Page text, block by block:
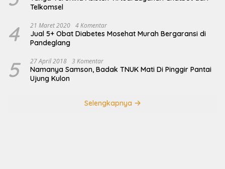
Telkomsel
4 21 Maret 2020 4 Komentar
Jual 5+ Obat Diabetes Mosehat Murah Bergaransi di
Pandeglang
5 27 April 2018 3 Komentar
Namanya Samson, Badak TNUK Mati Di Pinggir Pantai
Ujung Kulon
Selengkapnya